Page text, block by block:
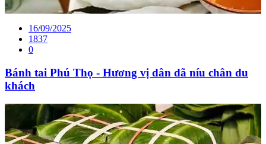
16/09/2025
1837
0
Bánh tai Phú Thọ - Hương vị dân dã níu chân du
khách